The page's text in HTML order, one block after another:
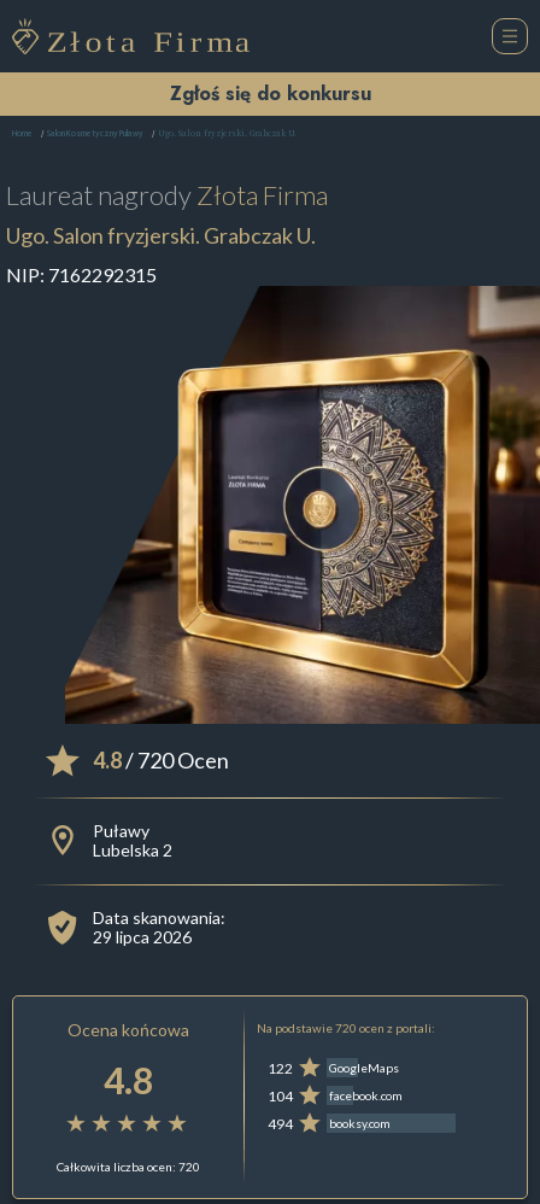
Zgłoś się do konkursu
Home Salon Kosmetyczny Puławy Ugo. Salon fryzjerski. Grabczak U.
Laureat nagrodyZłota Firma
Ugo. Salon fryzjerski. Grabczak U.
NIP: 7162292315
4.8/ 720 Ocen
Puławy
Lubelska 2
Data skanowania:
29 lipca 2026
Ocena końcowa
4.8
Całkowita liczba ocen: 720
Na podstawie 720 ocen z portali:
122 GoogleMaps
104 facebook.com
494 booksy.com